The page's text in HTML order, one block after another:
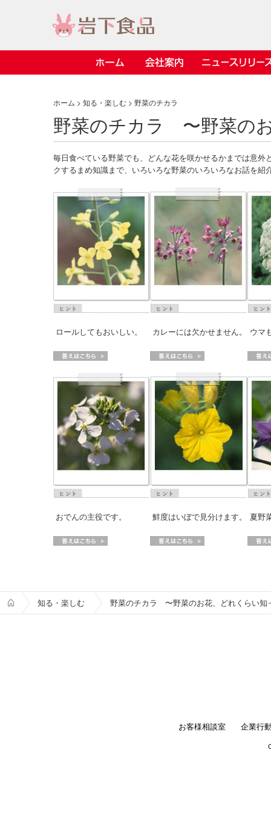
> 会社案内TOP
ごあいさつ 会
本
> ニュースリリース TOP
> プレスリリース
> 新商品
> イベント
> 飲食店コラボ
> ミュージアム
> イワシカちゃん
> オンラインショップ
> その他
【7月1日～8
ト「NEW
2026」｜岩
ジアム
2026.07.01
> 商品情報 TOP
> 岩下の新生姜
> 生姜
> らっきょう
> オリーブ
> 梅
> その他
岩下
> レシピ検索 TOP
> 岩下の新生姜レシピ
> らっきょうレシピ
> オリーブレシピ
> その他のレシピ
豚バラ肉の
きバージョ
> 安心・安全の取り組み インデックス
畑での取り組み 工
岩下の新生姜について 岩
> 知る・楽しむ インデックス
岩下の新生姜ミュージアム
し
先
スト
～
ホーム > 知る・楽しむ > 野菜のチカラ
野菜のチカラ 〜野菜の
毎日食べている野菜でも、どんな花を咲かせるかまでは意
クするまめ知識まで、いろいろな野菜のいろいろなお話を紹
ロールしてもおいしい。 カレーには欠かせません。 ウマ
おでんの主役です。 鮮度はいぼで見分けます。 夏野
知る・楽しむ 野菜のチカラ 〜野菜のお花、どれくらい知
お客様相談室 企業行